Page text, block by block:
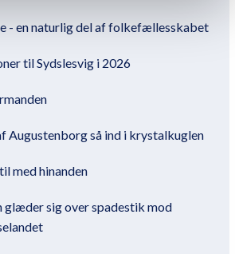
- en naturlig del af folkefællesskabet
til Sydslesvig i 2026
Augustenborg så ind i krystalkuglen
med hinanden
sig over spadestik mod